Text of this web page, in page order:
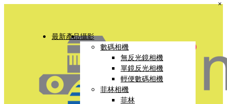
最新產品攝影
數碼相機
無反光鏡相機
單鏡反光相機
輕便數碼相機
菲林相機
菲林
×